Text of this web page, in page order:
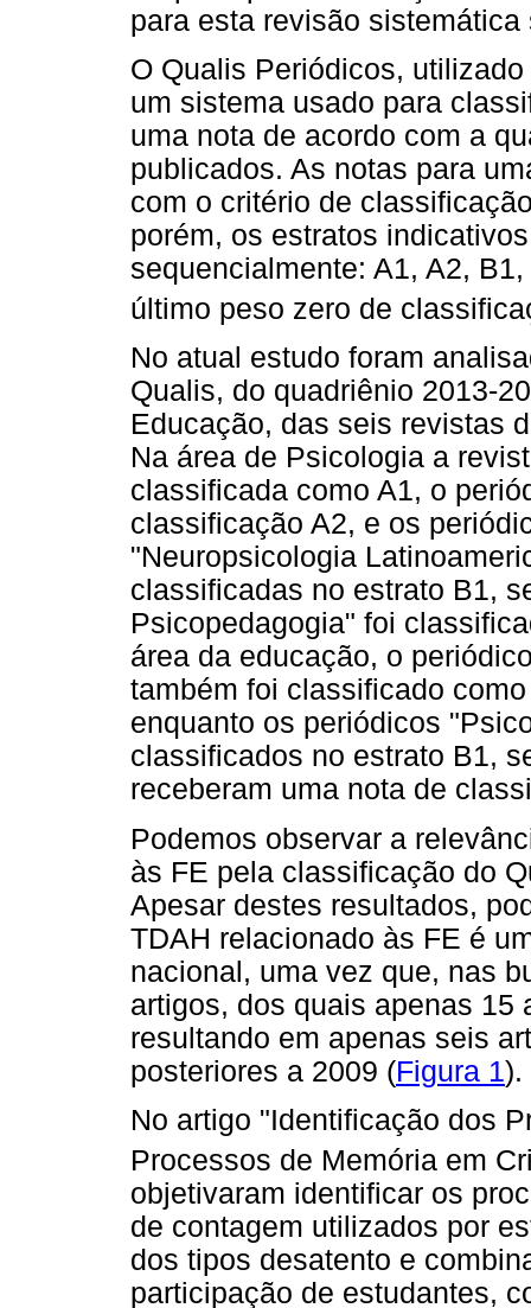
para esta revisão
O Qualis Periódicos,
um sistema usado para
uma nota de acordo com a
publicados. As notas para
com o critério de
porém, os estratos
sequencialmente: A1, A2,
último peso zero de
No atual estudo foram
Qualis, do quadriênio 2013-
Educação, das seis revistas
Na área de Psicologia a
classificada como A1, o
classificação A2, e os
"Neuropsicologia
classificadas no estrato B1,
Psicopedagogia" foi
área da educação, o
também foi classificado
enquanto os periódicos
classificados no estrato B1,
receberam uma nota de
Podemos observar a
às FE pela classificação do
Apesar destes resultados,
TDAH relacionado às FE é
nacional, uma vez que, nas
artigos, dos quais apenas 15
resultando em apenas seis
posteriores a 2009 (Figura 1).
No artigo "Identificação dos
Processos de Memória em
objetivaram identificar os
de contagem utilizados por
dos tipos desatento e
participação de estudantes,